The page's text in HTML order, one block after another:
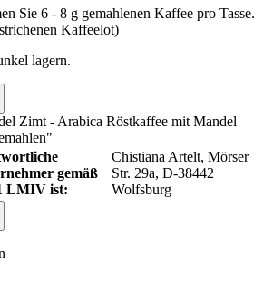
Sie 6 - 8 g gemahlenen Kaffee pro Tasse.
Kaffeelot)
lagern.
Zimt - Arabica Röstkaffee mit Mandel
gemäß
LMIV ist:
Chistiana Artelt, Mörser
Str. 29a, D-38442
Wolfsburg